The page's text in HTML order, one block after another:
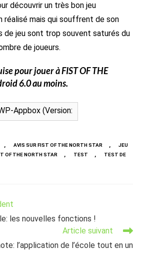
découvrir un très bon jeu
réalisé mais qui souffrent de son
de jeu sont trop souvent saturés du
de joueurs.
pour jouer àFIST OF THE
6.0 au moins.
, AVIS SUR FIST OF THE NORTH STAR ,
JEU
OF THE NORTH STAR , TEST ,
TEST DE
les nouvelles fonctions !
Article suivant
l’application de l’école tout en un